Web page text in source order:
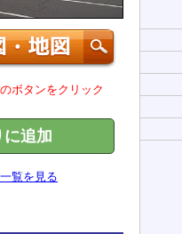
ボタンをクリック
に追加
覧を見る